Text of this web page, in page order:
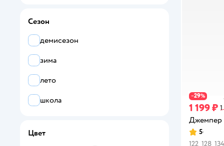
−29%
1 199 ₽
Джемпер
Рейтинг:
5
122 128 134
Все
Alir
Сезон
демисезон
зима
лето
школа
Цвет